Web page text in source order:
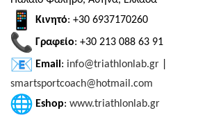
Κινητό: +30 6937170260
Γραφείο: +30 213 088 63 91
Email : info@triathlonlab.gr
smartsportcoach@hotmail.com
Eshop: www.triathlonlab.gr